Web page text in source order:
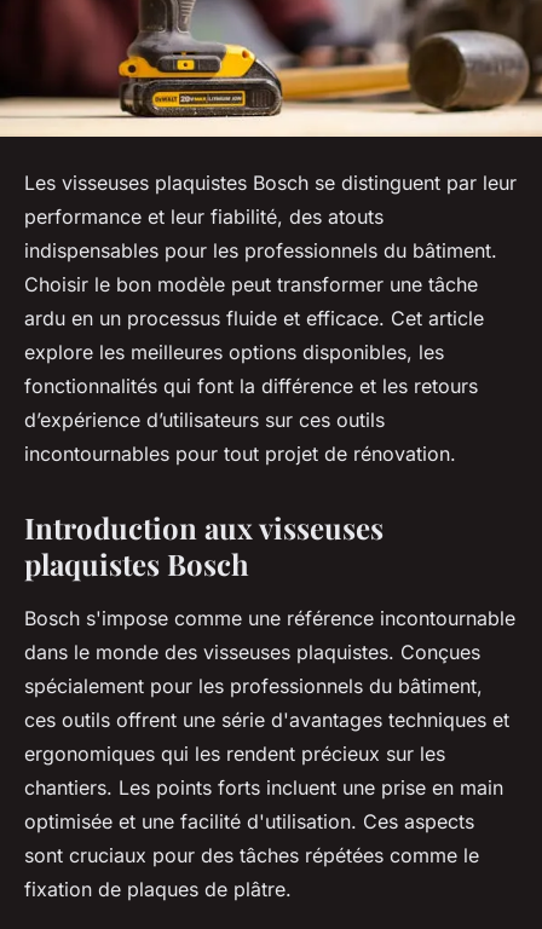
Les visseuses plaquistes Bosch se distinguent par leur
performance et leur fiabilité, des atouts
indispensables pour les professionnels du bâtiment.
Choisir le bon modèle peut transformer une tâche
ardu en un processus fluide et efficace. Cet article
explore les meilleures options disponibles, les
fonctionnalités qui font la différence et les retours
d’expérience d’utilisateurs sur ces outils
incontournables pour tout projet de rénovation.
Introduction aux visseuses
plaquistes Bosch
Bosch s'impose comme une référence incontournable
dans le monde des visseuses plaquistes. Conçues
spécialement pour les professionnels du bâtiment,
ces outils offrent une série d'avantages techniques et
ergonomiques qui les rendent précieux sur les
chantiers. Les points forts incluent une prise en main
optimisée et une facilité d'utilisation. Ces aspects
sont cruciaux pour des tâches répétées comme le
fixation de plaques de plâtre.